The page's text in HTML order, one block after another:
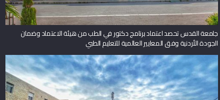
جامعة القدس تحصد اعتماد برنامج دكتور في الطب من هيئة الاعتماد وضمان
الجودة الأردنية وفق المعايير العالمية للتعليم الطبي